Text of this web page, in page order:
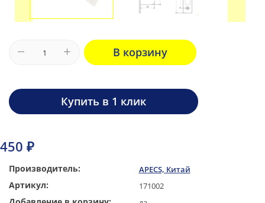
Производитель: APECS, Китай
Артикул: 171002
450 ₽
В корзину
Купить в 1 клик